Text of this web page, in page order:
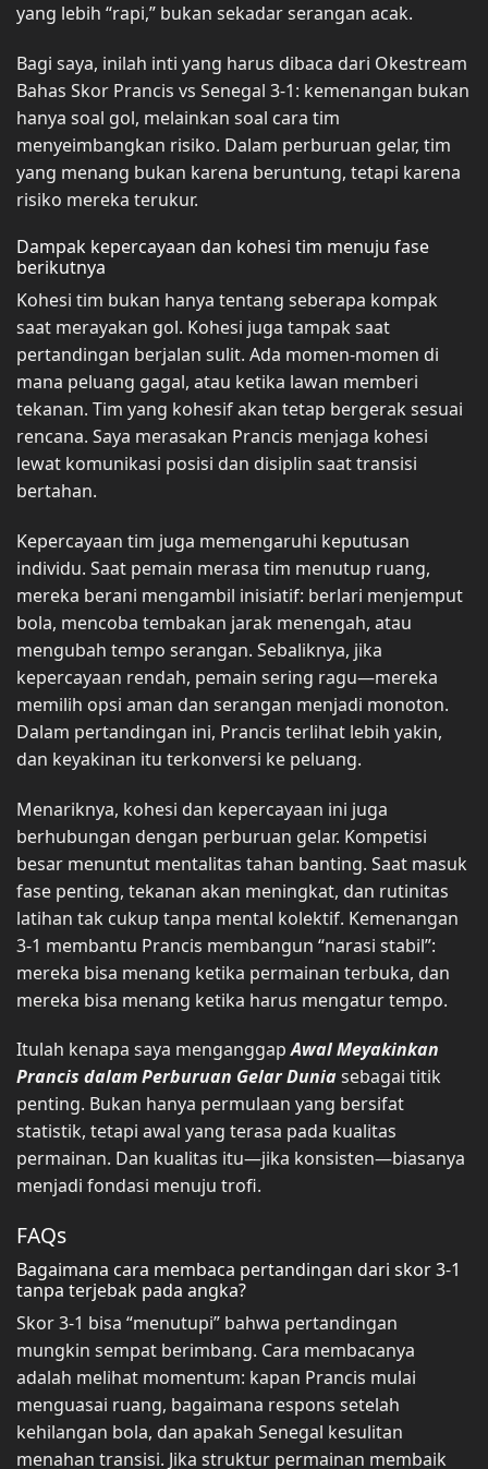
yang lebih “rapi,” bukan sekadar serangan acak.
Bagi saya, inilah inti yang harus dibaca dari Okestream
Bahas Skor Prancis vs Senegal 3-1: kemenangan bukan
hanya soal gol, melainkan soal cara tim
menyeimbangkan risiko. Dalam perburuan gelar, tim
yang menang bukan karena beruntung, tetapi karena
risiko mereka terukur.
Dampak kepercayaan dan kohesi tim menuju fase
berikutnya
Kohesi tim bukan hanya tentang seberapa kompak
saat merayakan gol. Kohesi juga tampak saat
pertandingan berjalan sulit. Ada momen-momen di
mana peluang gagal, atau ketika lawan memberi
tekanan. Tim yang kohesif akan tetap bergerak sesuai
rencana. Saya merasakan Prancis menjaga kohesi
lewat komunikasi posisi dan disiplin saat transisi
bertahan.
Kepercayaan tim juga memengaruhi keputusan
individu. Saat pemain merasa tim menutup ruang,
mereka berani mengambil inisiatif: berlari menjemput
bola, mencoba tembakan jarak menengah, atau
mengubah tempo serangan. Sebaliknya, jika
kepercayaan rendah, pemain sering ragu—mereka
memilih opsi aman dan serangan menjadi monoton.
Dalam pertandingan ini, Prancis terlihat lebih yakin,
dan keyakinan itu terkonversi ke peluang.
Menariknya, kohesi dan kepercayaan ini juga
berhubungan dengan perburuan gelar. Kompetisi
besar menuntut mentalitas tahan banting. Saat masuk
fase penting, tekanan akan meningkat, dan rutinitas
latihan tak cukup tanpa mental kolektif. Kemenangan
3-1 membantu Prancis membangun “narasi stabil”:
mereka bisa menang ketika permainan terbuka, dan
mereka bisa menang ketika harus mengatur tempo.
Itulah kenapa saya menganggapAwal Meyakinkan
Prancis dalam Perburuan Gelar Duniasebagai titik
penting. Bukan hanya permulaan yang bersifat
statistik, tetapi awal yang terasa pada kualitas
permainan. Dan kualitas itu—jika konsisten—biasanya
menjadi fondasi menuju trofi.
FAQs
Bagaimana cara membaca pertandingan dari skor 3-1
tanpa terjebak pada angka?
Skor 3-1 bisa “menutupi” bahwa pertandingan
mungkin sempat berimbang. Cara membacanya
adalah melihat momentum: kapan Prancis mulai
menguasai ruang, bagaimana respons setelah
kehilangan bola, dan apakah Senegal kesulitan
menahan transisi. Jika struktur permainan membaik